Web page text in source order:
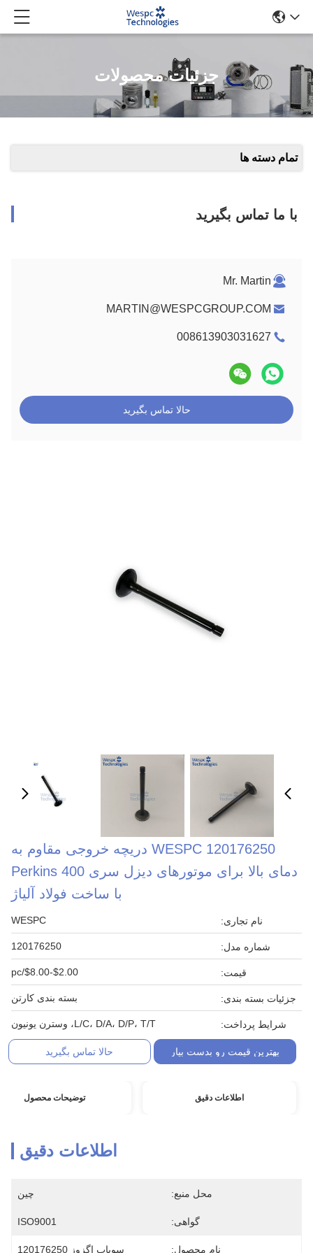
جزئیات محصولات
تمام دسته ها
با ما تماس بگیرید
Mr. Martin
MARTIN@WESPCGROUP.COM
008613903031627
حالا تماس بگیرید
WESPC 120176250 دریچه خروجی مقاوم به
دمای بالا برای موتورهای دیزل سری Perkins 400
با ساخت فولاد آلیاژ
نام تجاری: WESPC
شماره مدل: 120176250
قیمت: $2.00-$8.00/pc
جزئیات بسته بندی: بسته بندی کارتن
شرایط پرداخت: L/C، D/A، D/P، T/T، وسترن یونیون
بهترین قیمت رو بدست بیار حالا تماس بگیرید
اطلاعات دقیق توضیحات محصول
اطلاعات دقیق
محل منبع: چین
گواهی: ISO9001
نام محصول: سوپاپ اگزوز 120176250